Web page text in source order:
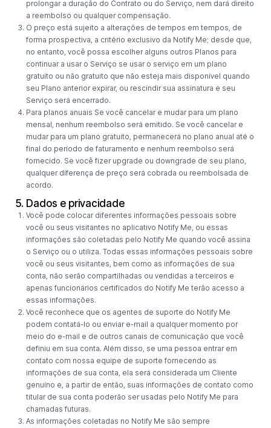
prolongar a duração do Contrato ou do Serviço, nem dará direito
a reembolso ou qualquer compensação.
O preço está sujeito a alterações de tempos em tempos, de
forma prospectiva, a critério exclusivo da Notify Me; desde que,
no entanto, você possa escolher alguns outros Planos para
continuar a usar o Serviço se usar o serviço em um plano
gratuito ou não gratuito que não esteja mais disponível quando
seu Plano anterior expirar, ou rescindir sua assinatura e seu
Serviço será encerrado.
Para planos anuais Se você cancelar e mudar para um plano
mensal, nenhum reembolso será emitido. Se você cancelar e
mudar para um plano gratuito, permanecerá no plano anual até o
final do período de faturamento e nenhum reembolso será
fornecido. Se você fizer upgrade ou downgrade de seu plano,
qualquer diferença de preço será cobrada ou reembolsada de
acordo.
5. Dados e privacidade
Você pode colocar diferentes informações pessoais sobre
você ou seus visitantes no aplicativo Notify Me, ou essas
informações são coletadas pelo Notify Me quando você assina
o Serviço ou o utiliza. Todas essas informações pessoais sobre
você ou seus visitantes, bem como as informações de sua
conta, não serão compartilhadas ou vendidas a terceiros e
apenas funcionários certificados do Notify Me terão acesso a
essas informações.
Você reconhece que os agentes de suporte do Notify Me
podem contatá-lo ou enviar e-mail a qualquer momento por
meio do e-mail e de outros canais de comunicação que você
definiu em sua conta. Além disso, se uma pessoa entrar em
contato com nossa equipe de suporte fornecendo as
informações de sua conta, ela será considerada um Cliente
genuíno e, a partir de então, suas informações de contato como
titular de sua conta poderão ser usadas pelo Notify Me para
chamadas futuras.
As informações coletadas no Notify Me são sempre